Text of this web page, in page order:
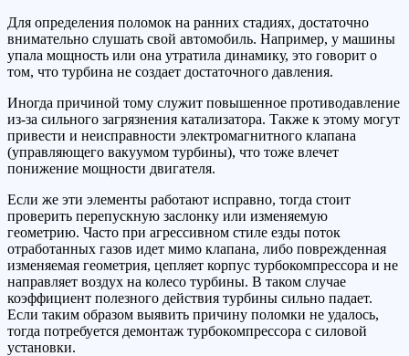
Для определения поломок на ранних стадиях, достаточно
внимательно слушать свой автомобиль. Например, у машины
упала мощность или она утратила динамику, это говорит о
том, что турбина не создает достаточного давления.
Иногда причиной тому служит повышенное противодавление
из-за сильного загрязнения катализатора. Также к этому могут
привести и неисправности электромагнитного клапана
(управляющего вакуумом турбины), что тоже влечет
понижение мощности двигателя.
Если же эти элементы работают исправно, тогда стоит
проверить перепускную заслонку или изменяемую
геометрию. Часто при агрессивном стиле езды поток
отработанных газов идет мимо клапана, либо поврежденная
изменяемая геометрия, цепляет корпус турбокомпрессора и не
направляет воздух на колесо турбины. В таком случае
коэффициент полезного действия турбины сильно падает.
Если таким образом выявить причину поломки не удалось,
тогда потребуется демонтаж турбокомпрессора с силовой
установки.